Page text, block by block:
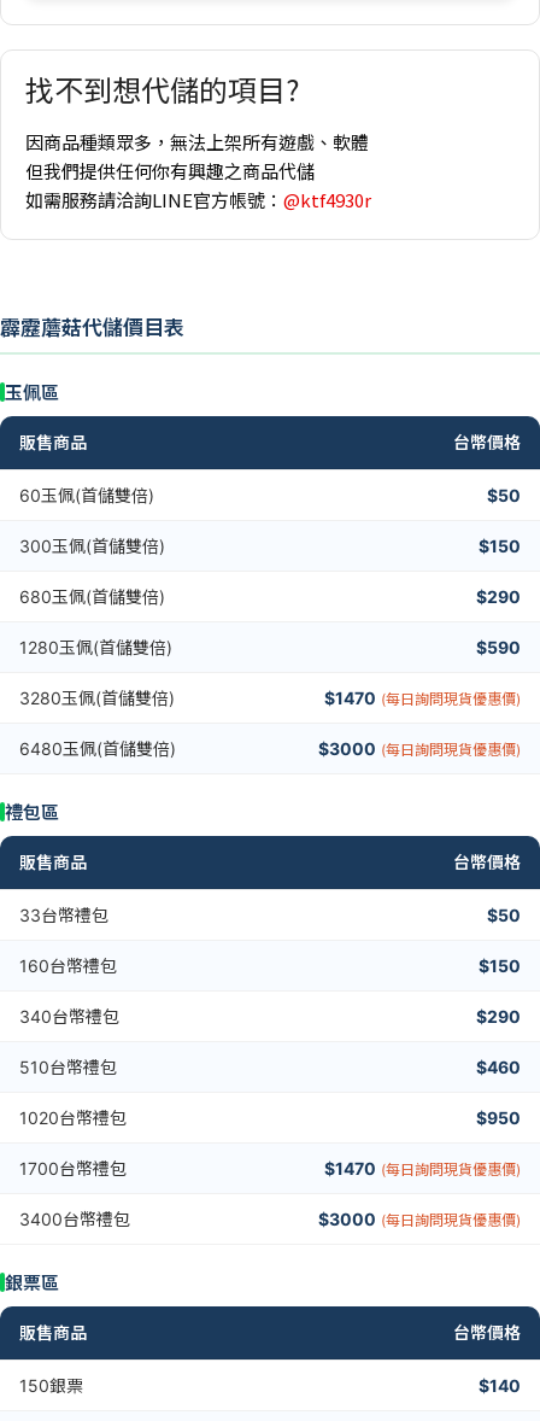
找不到想代儲的項目?
因商品種類眾多，無法上架所有遊戲、軟體
但我們提供任何你有興趣之商品代儲
如需服務請洽詢LINE官方帳號： @ktf4930r
霹靂蘑菇代儲價目表
玉佩區
販售商品 台幣價格
60玉佩(首儲雙倍) $50
300玉佩(首儲雙倍) $150
680玉佩(首儲雙倍) $290
1280玉佩(首儲雙倍) $590
3280玉佩(首儲雙倍) $1470 (每日詢問現貨優惠價)
6480玉佩(首儲雙倍) $3000 (每日詢問現貨優惠價)
禮包區
販售商品 台幣價格
33台幣禮包 $50
160台幣禮包 $150
340台幣禮包 $290
510台幣禮包 $460
1020台幣禮包 $950
1700台幣禮包 $1470 (每日詢問現貨優惠價)
3400台幣禮包 $3000 (每日詢問現貨優惠價)
銀票區
販售商品 台幣價格
150銀票 $140